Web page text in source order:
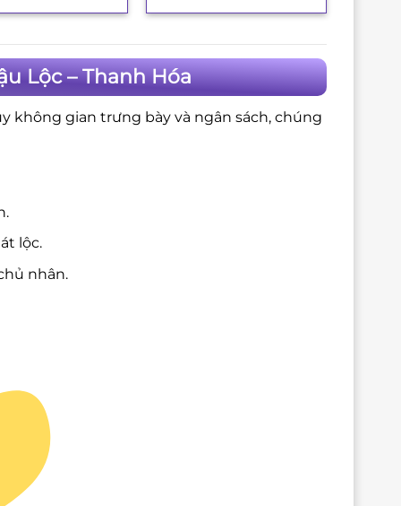
Lộc – Thanh Hóa
không gian trưng bày và ngân sách, chúng
lộc.
nhân.